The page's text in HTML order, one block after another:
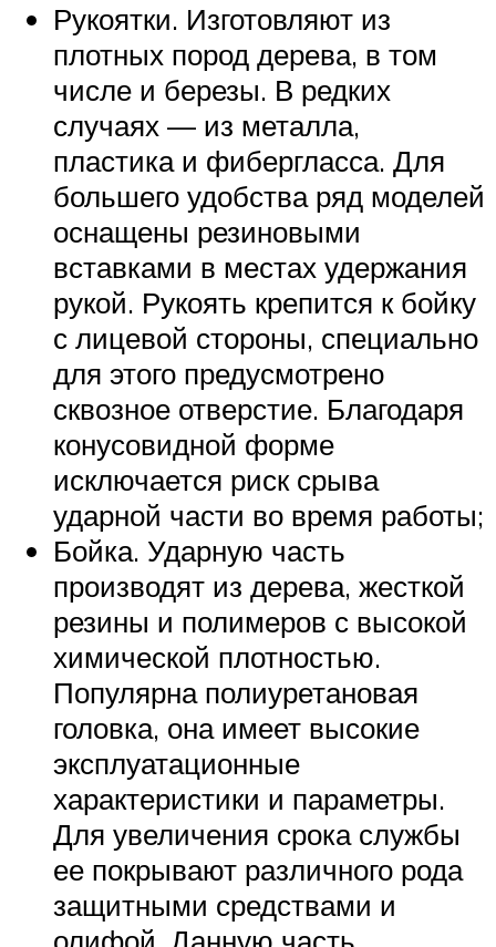
Рукоятки. Изготовляют из
плотных пород дерева, в том
числе и березы. В редких
случаях — из металла,
пластика и фибергласса. Для
большего удобства ряд моделей
оснащены резиновыми
вставками в местах удержания
рукой. Рукоять крепится к бойку
с лицевой стороны, специально
для этого предусмотрено
сквозное отверстие. Благодаря
конусовидной форме
исключается риск срыва
ударной части во время работы;
Бойка. Ударную часть
производят из дерева, жесткой
резины и полимеров с высокой
химической плотностью.
Популярна полиуретановая
головка, она имеет высокие
эксплуатационные
характеристики и параметры.
Для увеличения срока службы
ее покрывают различного рода
защитными средствами и